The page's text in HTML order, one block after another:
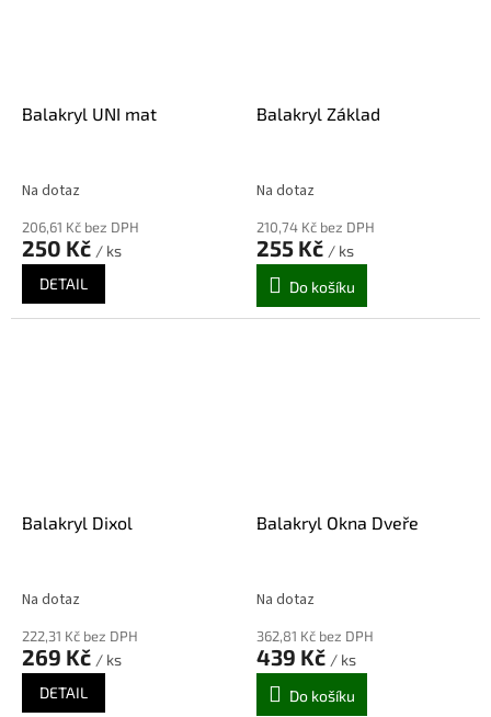
Balakryl UNI mat
Na dotaz
206,61 Kč bez DPH
250 Kč / ks
DETAIL
Balakryl Základ
Na dotaz
210,74 Kč bez DPH
255 Kč / ks
Do košíku
Balakryl Dixol
Na dotaz
222,31 Kč bez DPH
269 Kč / ks
DETAIL
Balakryl Okna Dveře
Na dotaz
362,81 Kč bez DPH
439 Kč / ks
Do košíku